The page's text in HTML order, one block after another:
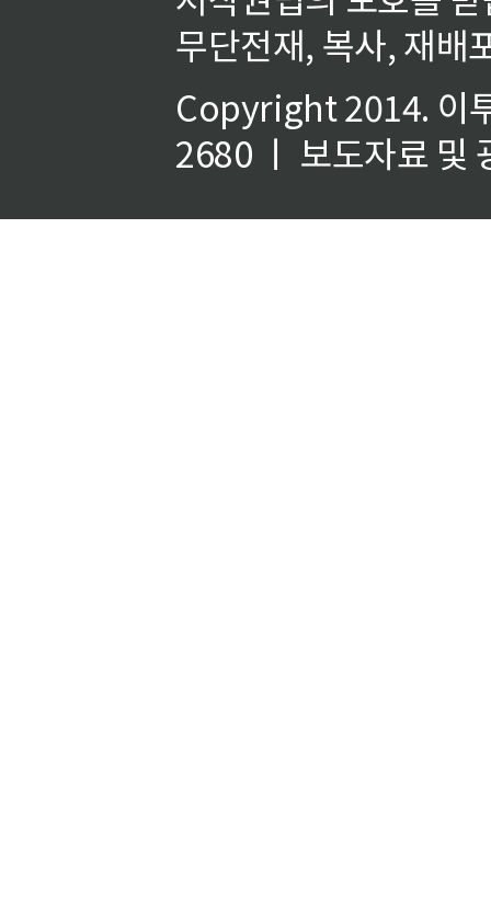
무단전재, 복사, 재배
Copyright 2014. 이
2680 ㅣ 보도자료